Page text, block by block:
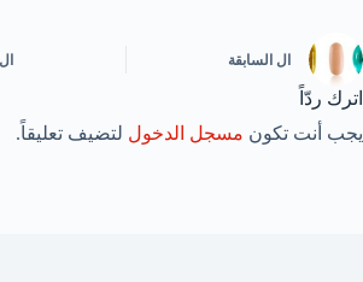
ال السابقة ال
اترك ردّاً
يجب أنت تكون مسجل الدخول لتضيف تعليقاً.